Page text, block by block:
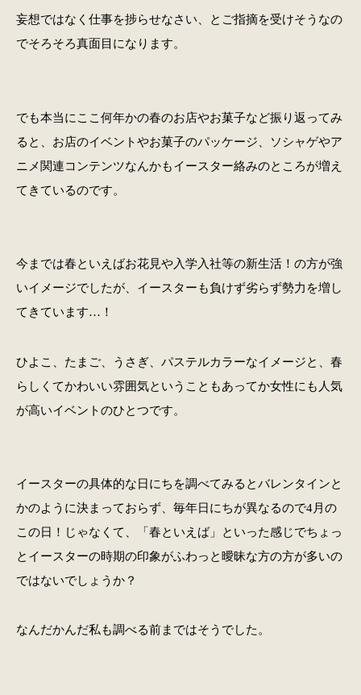
妄想ではなく仕事を捗らせなさい、とご指摘を受けそうなの
でそろそろ真面目になります。
でも本当にここ何年かの春のお店やお菓子など振り返ってみ
ると、お店のイベントやお菓子のパッケージ、ソシャゲやア
ニメ関連コンテンツなんかもイースター絡みのところが増え
てきているのです。
今までは春といえばお花見や入学入社等の新生活！の方が強
いイメージでしたが、イースターも負けず劣らず勢力を増し
てきています…！
ひよこ、たまご、うさぎ、パステルカラーなイメージと、春
らしくてかわいい雰囲気ということもあってか女性にも人気
が高いイベントのひとつです。
イースターの具体的な日にちを調べてみるとバレンタインと
かのように決まっておらず、毎年日にちが異なるので4月の
この日！じゃなくて、「春といえば」といった感じでちょっ
とイースターの時期の印象がふわっと曖昧な方の方が多いの
ではないでしょうか？
なんだかんだ私も調べる前まではそうでした。